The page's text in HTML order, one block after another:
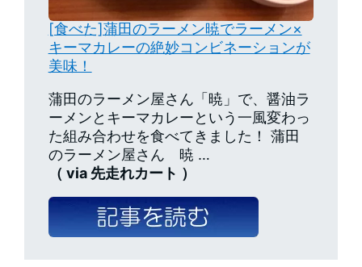
[食べた]蒲田のラーメン暁でラーメン×
キーマカレーの絶妙コンビネーションが
美味！
蒲田のラーメン屋さん「暁」で、醤油ラ
ーメンとキーマカレーという一風変わっ
た組み合わせを食べてきました！ 蒲田
のラーメン屋さん 暁 …
（ via 先走れカート ）